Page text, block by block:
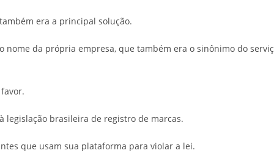
era a principal solução.
nome da própria empresa, que também era o sinônimo do
legislação brasileira de registro de marcas.
que usam sua plataforma para violar a lei.